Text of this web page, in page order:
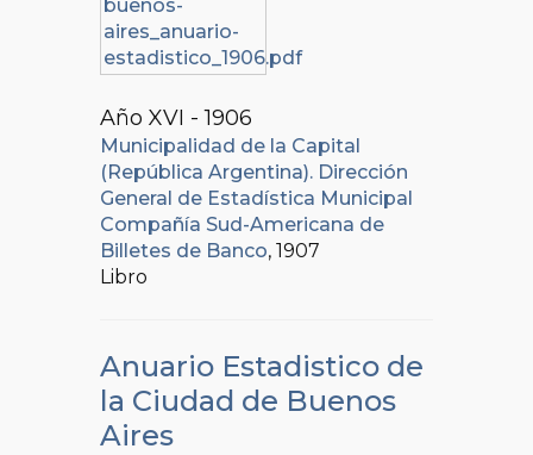
Año XVI - 1906
Municipalidad de la Capital
(República Argentina). Dirección
General de Estadística Municipal
Compañía Sud-Americana de
Billetes de Banco, 1907
Libro
Anuario Estadistico de
la Ciudad de Buenos
Aires